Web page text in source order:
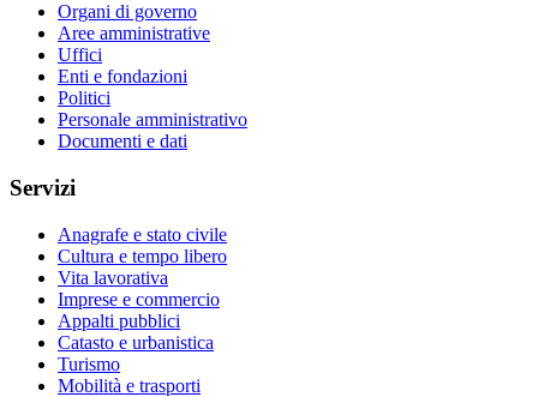
Organi di governo
Aree amministrative
Uffici
Enti e fondazioni
Politici
Personale amministrativo
Documenti e dati
Servizi
Anagrafe e stato civile
Cultura e tempo libero
Vita lavorativa
Imprese e commercio
Appalti pubblici
Catasto e urbanistica
Turismo
Mobilità e trasporti